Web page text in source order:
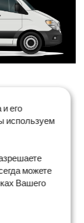
его
используем
можете
Вашего